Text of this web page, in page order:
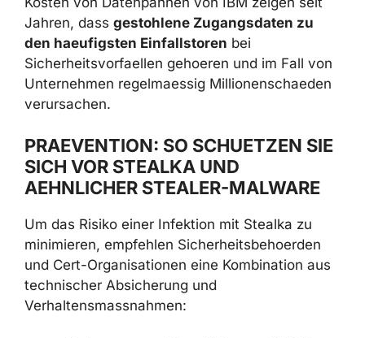
Branchenberichte wie derVerizon Data
Breach Investigations Reportund die Studien
zu den Kosten von Datenpannen von IBM
zeigen seit Jahren, dass gestohlene
Zugangsdaten zu den haeufigsten
Einfallstoren
regelmaessig Millionenschaeden verursachen.
PRAEVENTION: SO SCHUETZEN
SIE SICH VOR STEALKA UND
AEHNLICHER STEALER-MALWARE
Um das Risiko einer Infektion mit Stealka zu
minimieren, empfehlen Sicherheitsbehoerden
und Cert-Organisationen eine Kombination